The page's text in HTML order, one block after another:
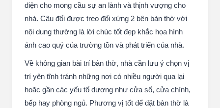
diện cho mong cầu sự an lành và thịnh vượng cho
nhà. Câu đối được treo đối xứng 2 bên bàn thờ với
nội dung thường là lời chúc tốt đẹp khắc họa hình
ảnh cao quý của trường tồn và phát triển của nhà.
Về không gian bài trí bàn thờ, nhà cần lưu ý chọn vị
trí yên tĩnh tránh những nơi có nhiều người qua lại
hoặc gần các yếu tố dương như cửa sổ, cửa chính,
bếp hay phòng ngủ. Phương vị tốt để đặt bàn thờ là